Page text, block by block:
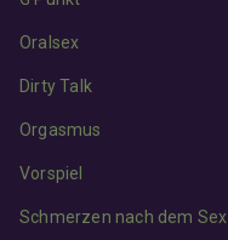
Oralsex
Dirty Talk
Orgasmus
Vorspiel
Schmerzen nach dem Sex